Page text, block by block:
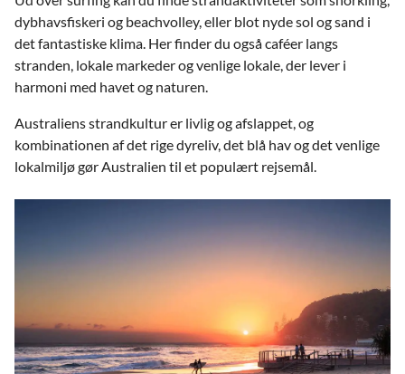
beskyttes i stadig større grad og ofte er aboriginerne ofte
selv i førersædet mht. udvikling af disse områder.
Australiens aboriginske kultur skaber en særlig forbindelse
mellem natur og menneske og tilføjer en dyb dimension til
unikt indblik i landets sjæl og historie.
ikoniske outback i Red Centre iNorthern Territory
andet sted mærkes landets nerve bedre end her. I Kakadu
National Park kan du opleve ældgamle klippemalerier og Red
Centre byder på tre legendariske og hellige aboriginersteder:
Uluru, Kata Tjuta og Watarrka. Alle steder, som du kan
besøge på samme tidspunkt på en lille rundrejse her.
dybhavsfiskeri og beachvolley, eller blot nyde sol og sand i
det fantastiske klima. Her finder du også caféer langs
stranden, lokale markeder og venlige lokale, der lever i
harmoni med havet og naturen.
Australiens strandkultur er livlig og afslappet, og
kombinationen af det rige dyreliv, det blå hav og det venlige
lokalmiljø gør Australien til et populært rejsemål.